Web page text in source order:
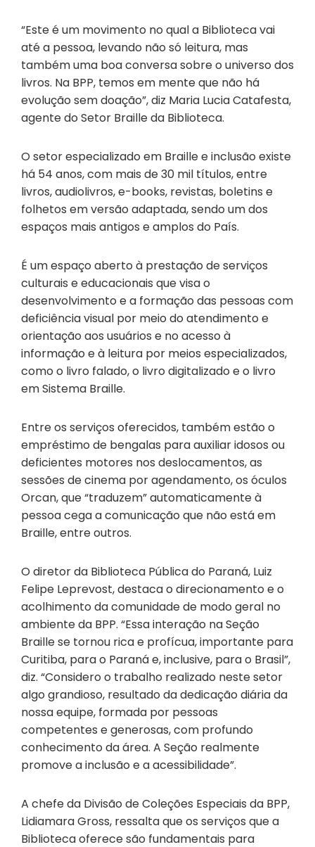
“Este é um movimento no qual a Biblioteca vai
até a pessoa, levando não só leitura, mas
também uma boa conversa sobre o universo dos
livros. Na BPP, temos em mente que não há
evolução sem doação”, diz Maria Lucia Catafesta,
agente do Setor Braille da Biblioteca.
O setor especializado em Braille e inclusão existe
há 54 anos, com mais de 30 mil títulos, entre
livros, audiolivros, e-books, revistas, boletins e
folhetos em versão adaptada, sendo um dos
espaços mais antigos e amplos do País.
É um espaço aberto à prestação de serviços
culturais e educacionais que visa o
desenvolvimento e a formação das pessoas com
deficiência visual por meio do atendimento e
orientação aos usuários e no acesso à
informação e à leitura por meios especializados,
como o livro falado, o livro digitalizado e o livro
em Sistema Braille.
Entre os serviços oferecidos, também estão o
empréstimo de bengalas para auxiliar idosos ou
deficientes motores nos deslocamentos, as
sessões de cinema por agendamento, os óculos
Orcan, que “traduzem” automaticamente à
pessoa cega a comunicação que não está em
Braille, entre outros.
O diretor da Biblioteca Pública do Paraná, Luiz
Felipe Leprevost, destaca o direcionamento e o
acolhimento da comunidade de modo geral no
ambiente da BPP. “Essa interação na Seção
Braille se tornou rica e profícua, importante para
Curitiba, para o Paraná e, inclusive, para o Brasil”,
diz. “Considero o trabalho realizado neste setor
algo grandioso, resultado da dedicação diária da
nossa equipe, formada por pessoas
competentes e generosas, com profundo
conhecimento da área. A Seção realmente
promove a inclusão e a acessibilidade”.
A chefe da Divisão de Coleções Especiais da BPP,
Lidiamara Gross, ressalta que os serviços que a
Biblioteca oferece são fundamentais para